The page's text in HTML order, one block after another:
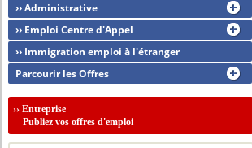
›› Administrative
›› Emploi Centre d'Appel
›› Immigration emploi à l'étranger
Parcourir les Offres
››Entreprise
Publiez vos offres d'emploi